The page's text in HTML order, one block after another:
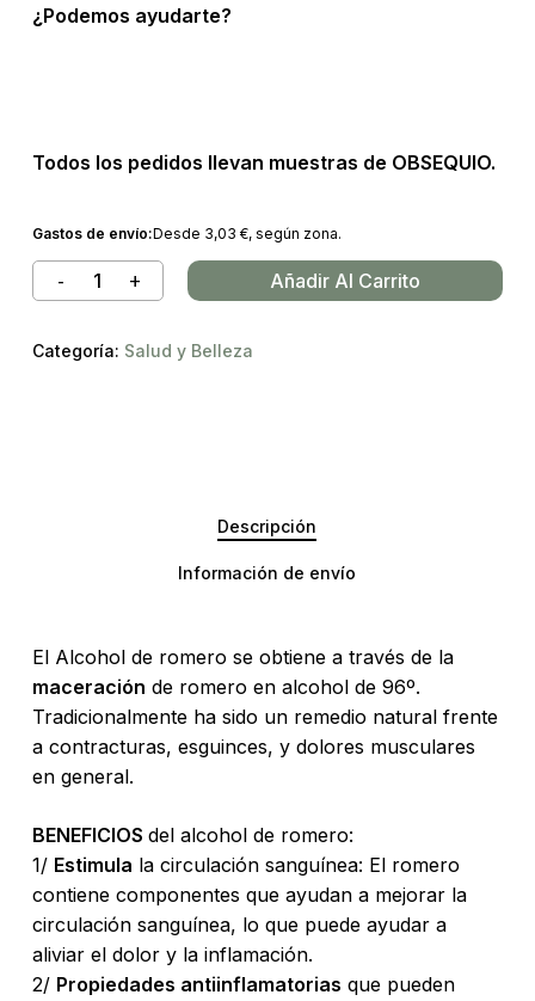
¿Podemos ayudarte?
Todos los pedidos llevan muestras de OBSEQUIO.
Gastos de envío:Desde 3,03 €, según zona.
Añadir Al Carrito
Categoría: Salud y Belleza
Descripción
Información de envío
El Alcohol de romero se obtiene a través de la
maceración de romero en alcohol de 96º.
Tradicionalmente ha sido un remedio natural frente
a contracturas, esguinces, y dolores musculares
en general.
BENEFICIOS del alcohol de romero:
1/ Estimula la circulación sanguínea: El romero
contiene componentes que ayudan a mejorar la
circulación sanguínea, lo que puede ayudar a
aliviar el dolor y la inflamación.
2/ Propiedades antiinflamatorias que pueden